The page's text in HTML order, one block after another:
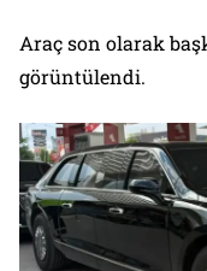
Araç son olarak
görüntülendi.